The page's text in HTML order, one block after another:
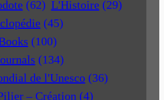
(62) L'Histoire (29)
(45)
(100)
(134)
de l'Unesco (36)
– Création (4)